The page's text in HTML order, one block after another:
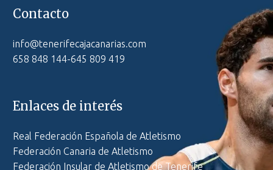
Contacto
info@tenerifecajacanarias.com
658 848 144-645 809 419
Enlaces de interés
Real Federación Española de Atletismo
Federación Canaria de Atletismo
Federación Insular de Atletismo de Tenerife